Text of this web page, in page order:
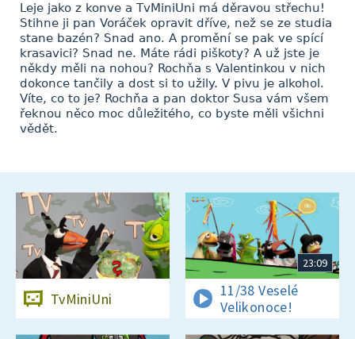
Leje jako z konve a TvMiniUni má děravou střechu!
Stihne ji pan Voráček opravit dříve, než se ze studia
stane bazén? Snad ano. A promění se pak ve spící
krasavici? Snad ne. Máte rádi piškoty? A už jste je
někdy měli na nohou? Rochňa s Valentinkou v nich
dokonce tančily a dost si to užily. V pivu je alkohol.
Víte, co to je? Rochňa a pan doktor Susa vám všem
řeknou něco moc důležitého, co byste měli všichni
vědět.
TvMiniUni
23:09
11/38 Veselé
Velikonoce!